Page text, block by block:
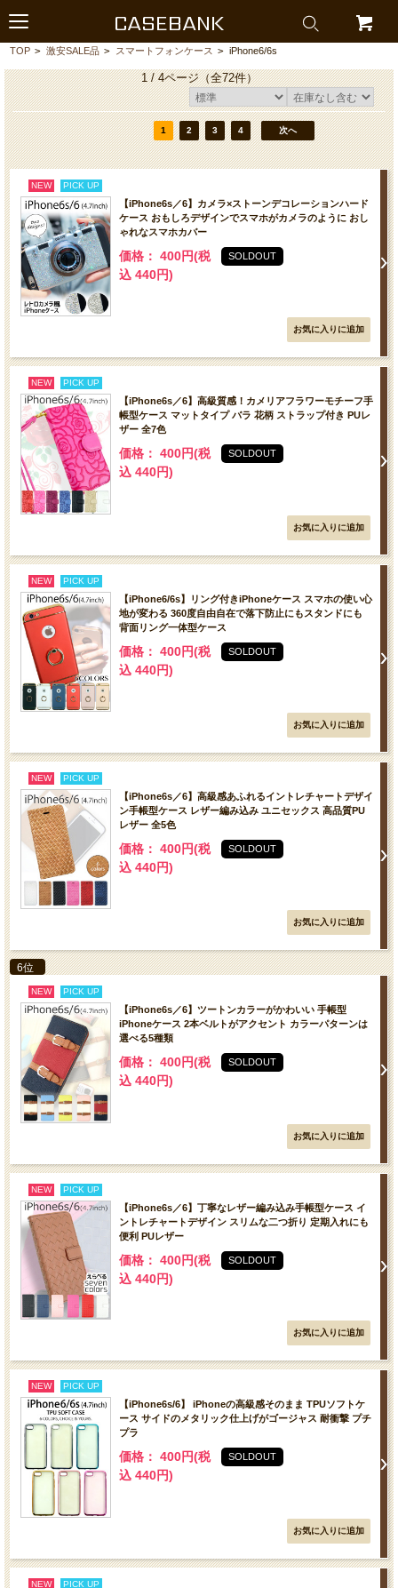
CASEBANK
TOP > 激安SALE品 > スマートフォンケース > iPhone6/6s
1 / 4ページ（全72件）
1 2 3 4 次へ
NEW PICK UP
【iPhone6s／6】カメラ×ストーンデコレーションハード
ケース おもしろデザインでスマホがカメラのように おし
ゃれなスマホカバー
価格： 400円(税
込 440円)
SOLDOUT
NEW PICK UP
【iPhone6s／6】高級質感！カメリアフラワーモチーフ手
帳型ケース マットタイプ バラ 花柄 ストラップ付き PUレ
ザー 全7色
価格： 400円(税
込 440円)
SOLDOUT
NEW PICK UP
【iPhone6/6s】リング付きiPhoneケース スマホの使い心
地が変わる 360度自由自在で落下防止にもスタンドにも
背面リング一体型ケース
価格： 400円(税
込 440円)
SOLDOUT
NEW PICK UP
【iPhone6s／6】高級感あふれるイントレチャートデザイ
ン手帳型ケース レザー編み込み ユニセックス 高品質PU
レザー 全5色
価格： 400円(税
込 440円)
SOLDOUT
6位
NEW PICK UP
【iPhone6s／6】ツートンカラーがかわいい 手帳型
iPhoneケース 2本ベルトがアクセント カラーパターンは
選べる5種類
価格： 400円(税
込 440円)
SOLDOUT
NEW PICK UP
【iPhone6s／6】丁寧なレザー編み込み手帳型ケース イ
ントレチャートデザイン スリムな二つ折り 定期入れにも
便利 PUレザー
価格： 400円(税
込 440円)
SOLDOUT
NEW PICK UP
【iPhone6s/6】 iPhoneの高級感そのまま TPUソフトケ
ース サイドのメタリック仕上げがゴージャス 耐衝撃 プチ
プラ
価格： 400円(税
込 440円)
SOLDOUT
NEW PICK UP